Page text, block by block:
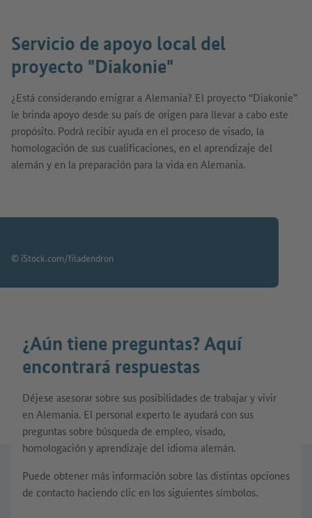
Servicio de apoyo local del
proyecto "Diakonie"
¿Está considerando emigrar a Alemania? El proyecto “Diakonie”
le brinda apoyo desde su país de origen para llevar a cabo este
propósito. Podrá recibir ayuda en el proceso de visado, la
homologación de sus cualificaciones, en el aprendizaje del
alemán y en la preparación para la vida en Alemania.
© iStock.com/filadendron
¿Aún tiene preguntas? Aquí
encontrará respuestas
Déjese asesorar sobre sus posibilidades de trabajar y vivir
en Alemania. El personal experto le ayudará con sus
preguntas sobre búsqueda de empleo, visado,
homologación y aprendizaje del idioma alemán.
Puede obtener más información sobre las distintas opciones
de contacto haciendo clic en los siguientes símbolos.